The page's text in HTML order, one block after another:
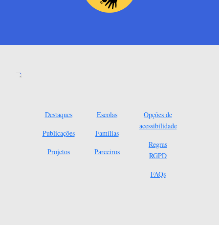
Destaques
Publicações
Projetos
Escolas
Famílias
Parceiros
Opções de
acessibilidade
Regras
RGPD
FAQs